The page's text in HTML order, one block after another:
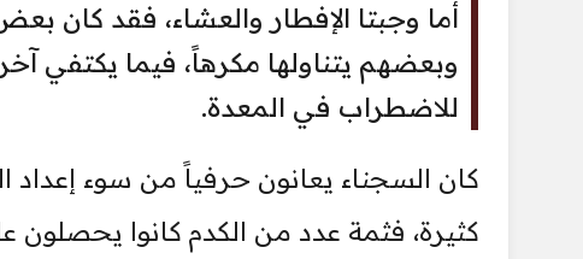
أما وجبتا الإفطار والعشاء، فقد كان بعض
وبعضهم يتناولها مكرهاً، فيما يكتفي
للاضطراب في المعدة.
كان السجناء يعانون حرفياً من سوء إعداد
كثيرة، فثمة عدد من الكدم كانوا يحصلون